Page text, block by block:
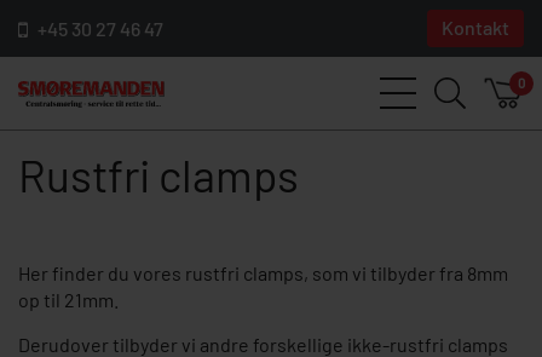
+45 30 27 46 47 Kontakt
0
Rustfri clamps
Her finder du vores rustfri clamps, som vi tilbyder fra 8mm
op til 21mm.
Derudover tilbyder vi andre forskellige ikke-rustfri clamps